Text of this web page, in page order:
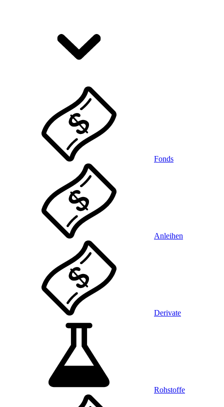
Fonds
Anleihen
Derivate
Rohstoffe